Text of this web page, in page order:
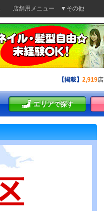
店舗用メニュー ▼その他
【掲載】 2,919店
エリアで探す